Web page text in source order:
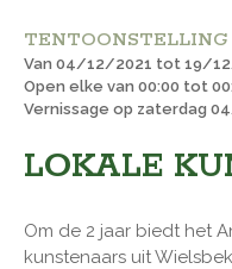
TENTOONSTELLING
Van 04/12/2021 tot 19/
Open elke van 00:00 tot
Vernissage op zaterdag
LOKALE
Om de 2 jaar biedt het
kunstenaars uit